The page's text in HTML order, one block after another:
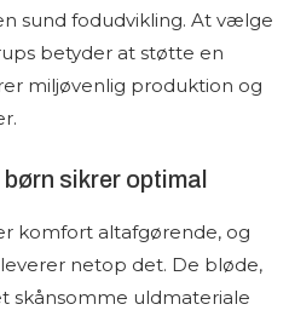
sund fodudvikling. At vælge
betyder at støtte en
miljøvenlig produktion og
sikrer optimal
komfort altafgørende, og
netop det. De bløde,
skånsomme uldmateriale